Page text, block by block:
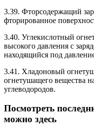
3.39. Фторсодержащий
фторированное
3.40. Углекислотный
высокого давления с
находящийся под
3.41. Хладоновый
огнетушащего вещества
углеводородов.
Посмотреть
можно здесь